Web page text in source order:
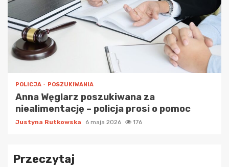
POLICJA POSZUKIWANIA
Anna Węglarz poszukiwana za
niealimentację – policja prosi o pomoc
Justyna Rutkowska 6 maja 2026 176
Przeczytaj